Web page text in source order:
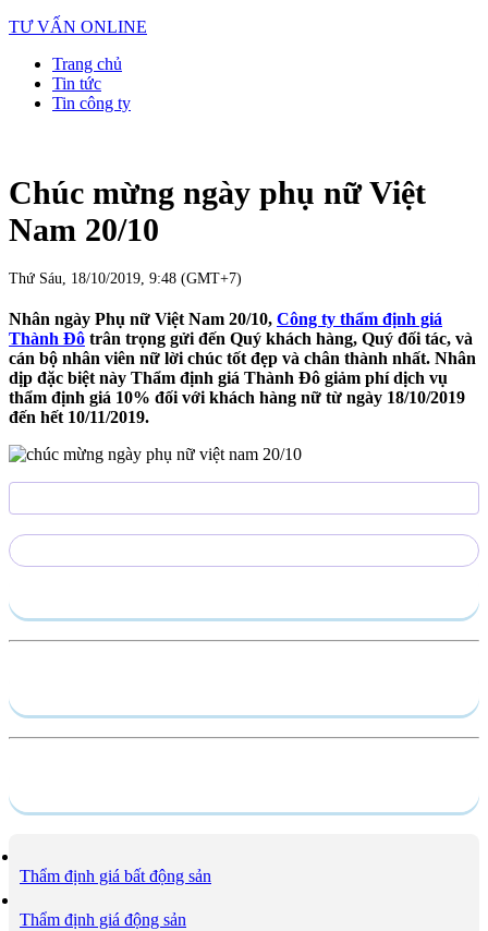
TƯ VẤN ONLINE
Trang chủ
Tin tức
Tin công ty
Chúc mừng ngày phụ nữ Việt
Nam 20/10
Thứ Sáu, 18/10/2019, 9:48 (GMT+7)
Nhân ngày Phụ nữ Việt Nam 20/10, Công ty thẩm định giá
Thành Đô trân trọng gửi đến Quý khách hàng, Quý đối tác, và
cán bộ nhân viên nữ lời chúc tốt đẹp và chân thành nhất. Nhân
dịp đặc biệt này Thẩm định giá Thành Đô giảm phí dịch vụ
thẩm định giá 10% đối với khách hàng nữ từ ngày 18/10/2019
đến hết 10/11/2019.
Thẩm định giá bất động sản
Thẩm định giá động sản